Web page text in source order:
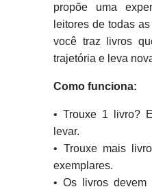
propõe uma
leitores de todas
você traz livros
trajetória e leva
Como funciona:
• Trouxe 1 livro?
levar.
• Trouxe mais
exemplares.
• Os livros